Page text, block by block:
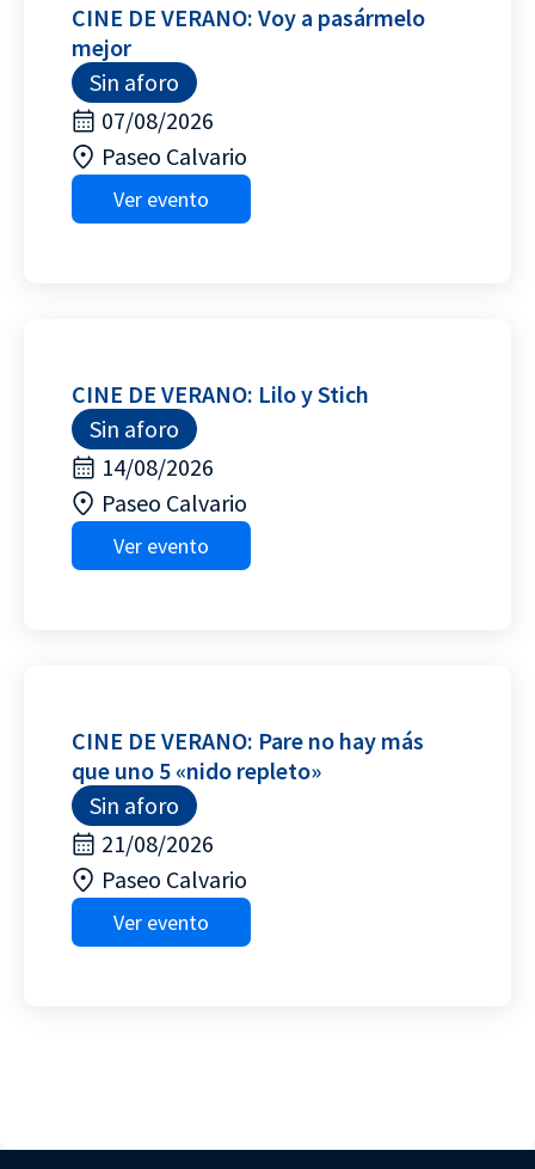
CINE DE VERANO: Voy a pasármelo
mejor
Sin aforo
07/08/2026
Paseo Calvario
Ver evento
CINE DE VERANO: Lilo y Stich
Sin aforo
14/08/2026
Paseo Calvario
Ver evento
CINE DE VERANO: Pare no hay más
que uno 5 «nido repleto»
Sin aforo
21/08/2026
Paseo Calvario
Ver evento